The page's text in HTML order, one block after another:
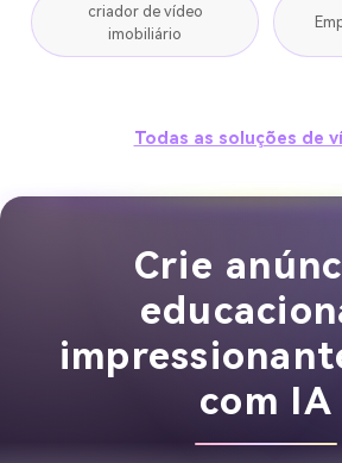
criador de vídeo
imobiliário
Todas as soluções de
Crie
com IA